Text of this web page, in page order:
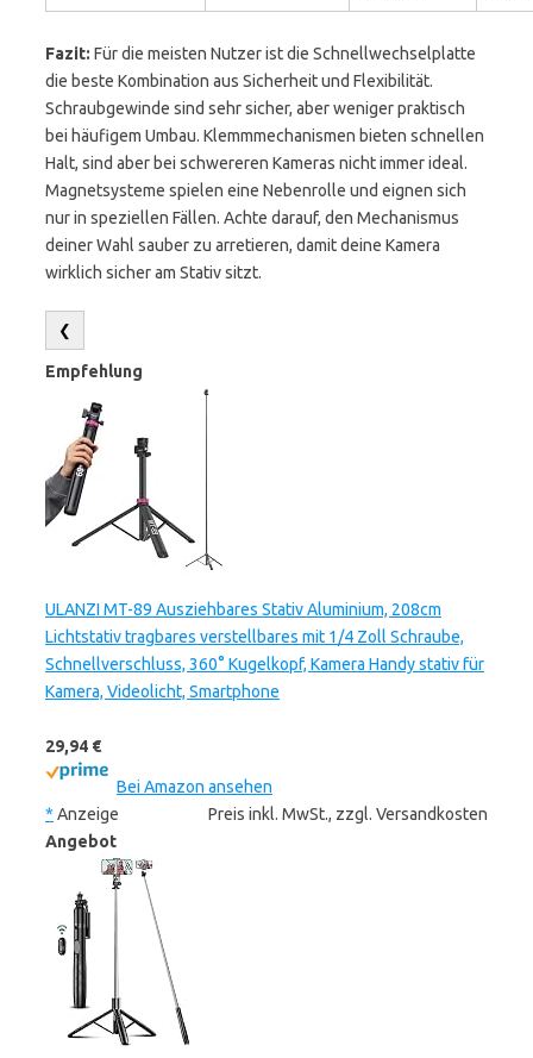
Fazit: Für die meisten Nutzer ist die Schnellwechselplatte
die beste Kombination aus Sicherheit und Flexibilität.
Schraubgewinde sind sehr sicher, aber weniger praktisch
bei häufigem Umbau. Klemmmechanismen bieten schnellen
Halt, sind aber bei schwereren Kameras nicht immer ideal.
Magnetsysteme spielen eine Nebenrolle und eignen sich
nur in speziellen Fällen. Achte darauf, den Mechanismus
deiner Wahl sauber zu arretieren, damit deine Kamera
wirklich sicher am Stativ sitzt.
❮
Empfehlung
ULANZI MT-89 Ausziehbares Stativ Aluminium, 208cm
Lichtstativ tragbares verstellbares mit 1/4 Zoll Schraube,
Schnellverschluss, 360° Kugelkopf, Kamera Handy stativ für
Kamera, Videolicht, Smartphone
29,94 €
Bei Amazon ansehen
* Anzeige
Preis inkl. MwSt., zzgl. Versandkosten
Angebot